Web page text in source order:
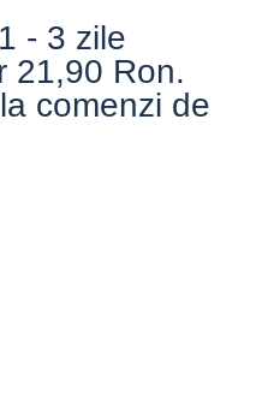
- 3 zile
21,90 Ron.
comenzi de